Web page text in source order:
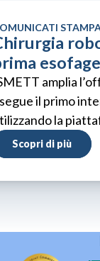
amplia
il primo
la
Scopri di più